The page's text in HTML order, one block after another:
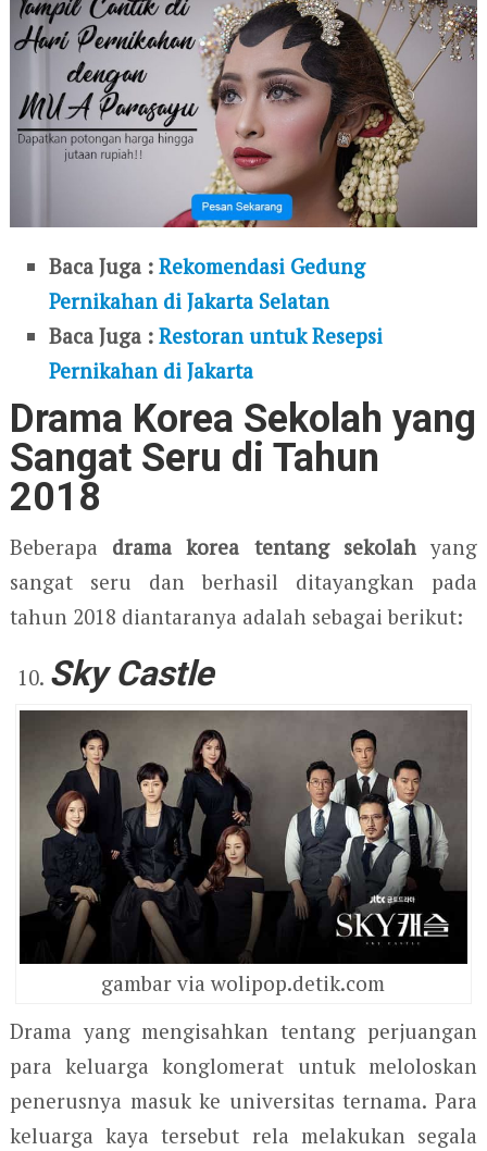
Baca Juga :Rekomendasi Gedung
Pernikahan di Jakarta Selatan
Baca Juga :Restoran untuk Resepsi
Pernikahan di Jakarta
Drama Korea Sekolah yang
Sangat Seru di Tahun
2018
Beberapa drama korea tentang sekolahyang
sangat seru dan berhasil ditayangkan pada
tahun 2018 diantaranya adalah sebagai berikut:
Sky Castle
gambar via wolipop.detik.com
Drama yang mengisahkan tentang perjuangan
para keluarga konglomerat untuk meloloskan
penerusnya masuk ke universitas ternama. Para
keluarga kaya tersebut rela melakukan segala